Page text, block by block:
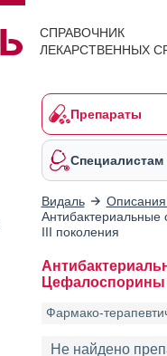
СПРАВОЧНИК
ЛЕКАРСТВЕННЫХ
Препараты
Специалистам
Видаль
III поколения
Цефалоспорины
Фармако-
Не найдено